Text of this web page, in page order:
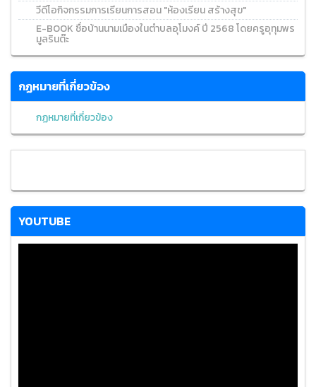
วีดีโอกิจกรรมการเรียนการสอน "ห้องเรียน สร้างสุข"
E-BOOK ชื่อบ้านนามเมืองในตำบลอุโมงค์ ปี 2568 โดยครูอุทุมพร
มูลรินต๊ะ
กฏหมายที่เกี่ยวข้อง
กฏหมายที่เกี่ยวข้อง
YOUTUBE